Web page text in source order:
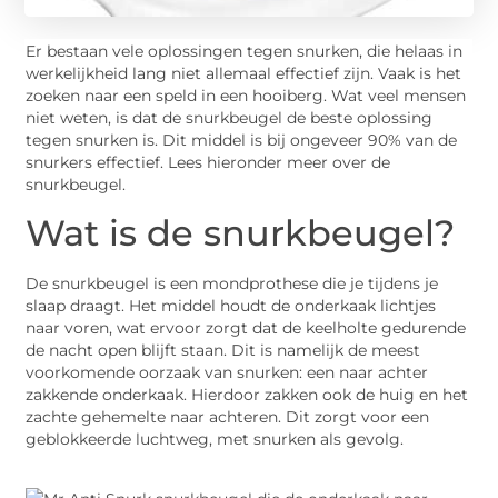
Er bestaan vele oplossingen tegen snurken, die helaas in
werkelijkheid lang niet allemaal effectief zijn. Vaak is het
zoeken naar een speld in een hooiberg. Wat veel mensen
niet weten, is dat de snurkbeugel de beste oplossing
tegen snurken is. Dit middel is bij ongeveer 90% van de
snurkers effectief. Lees hieronder meer over de
snurkbeugel.
Wat is de snurkbeugel?
De snurkbeugel is een mondprothese die je tijdens je
slaap draagt. Het middel houdt de onderkaak lichtjes
naar voren, wat ervoor zorgt dat de keelholte gedurende
de nacht open blijft staan. Dit is namelijk de meest
voorkomende oorzaak van snurken: een naar achter
zakkende onderkaak. Hierdoor zakken ook de huig en het
zachte gehemelte naar achteren. Dit zorgt voor een
geblokkeerde luchtweg, met snurken als gevolg.